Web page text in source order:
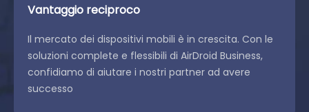
Vantaggio reciproco
Il mercato dei dispositivi mobili è in crescita. Con le
soluzioni complete e flessibili di AirDroid Business,
confidiamo di aiutare i nostri partner ad avere
successo